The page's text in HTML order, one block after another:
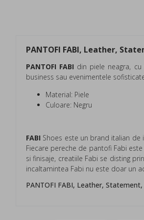
PANTOFI FABI, Leather,
PANTOFI FABI din piele neagra,
business sau evenimentele
Material: Piele
Culoare: Negru
FABI Shoes este un brand italian de
Fiecare pereche de pantofi Fabi
si finisaje, creatiile Fabi se disting
incaltamintea Fabi nu este doar un
PANTOFI FABI, Leather,